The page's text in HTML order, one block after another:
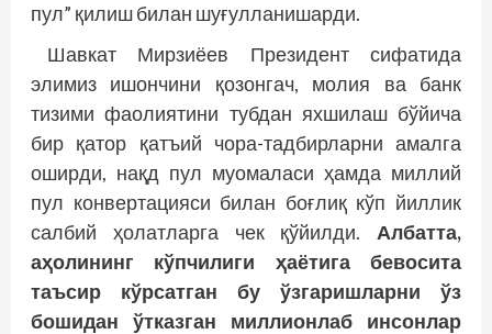
пул” қилиш билан шуғулланишарди.
Шавкат Мирзиёев Президент сифатида
элимиз ишончини қозонгач, молия ва банк
тизими фаолиятини тубдан яхшилаш бўйича
бир қатор қатъий чора-тадбирларни амалга
оширди, нақд пул муомаласи ҳамда миллий
пул конвертацияси билан боғлиқ кўп йиллик
салбий ҳолатларга чек қўйилди. Албатта,
аҳолининг кўпчилиги ҳаётига бевосита
таъсир кўрсатган бу ўзгаришларни ўз
бошидан ўтказган миллионлаб инсонлар